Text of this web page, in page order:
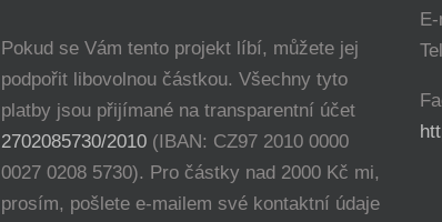
Pokud se Vám tento projekt líbí, můžete jej
podpořit libovolnou částkou. Všechny tyto
platby jsou přijímané na transparentní účet
2702085730/2010(IBAN: CZ97 2010 0000
0027 0208 5730). Pro částky nad 2000 Kč mi,
prosím, pošlete e-mailem své kontaktní údaje